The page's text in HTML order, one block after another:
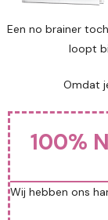
Een no brainer
loopt
Omdat
100%
Wij hebben ons